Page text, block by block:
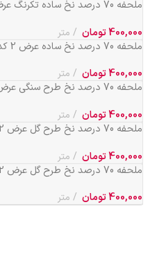
400,000تومان متر
ملحفه 70 درصد نخ ساده عرض 2 کد 319
400,000تومان متر
400,000تومان متر
400,000تومان متر
400,000تومان متر